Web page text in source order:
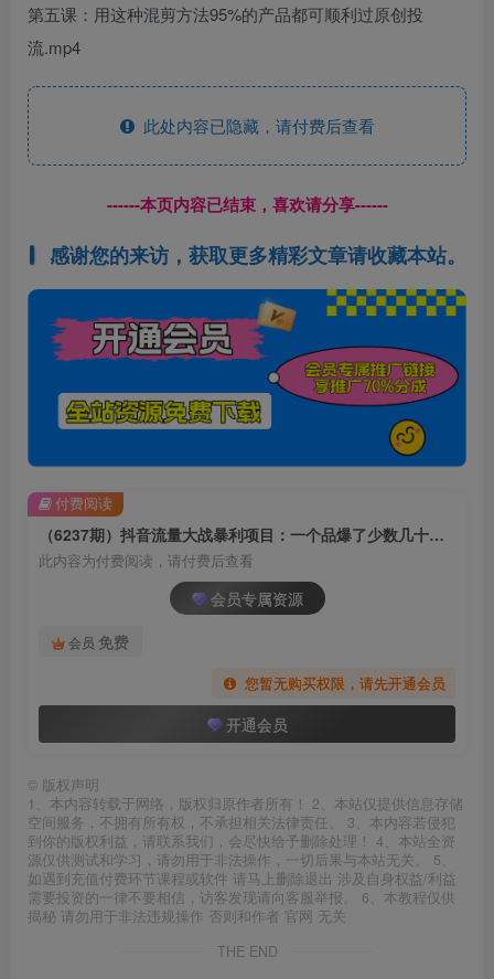
第五课：用这种混剪方法95%的产品都可顺利过原创投
流.mp4
此处内容已隐藏，请付费后查看
------本页内容已结束，喜欢请分享------
感谢您的来访，获取更多精彩文章请收藏本站。
（6237期）抖音流量大战暴利项目：一个品爆了少数几十单，多则几百上千单（原价1288）
此内容为付费阅读，请付费后查看
会员专属资源
会员 免费
您暂无购买权限，请先开通会员
开通会员
付费阅读
© 版权声明
1、本内容转载于网络，版权归原作者所有！ 2、本站仅提供信息存储
空间服务，不拥有所有权，不承担相关法律责任。 3、本内容若侵犯
到你的版权利益，请联系我们，会尽快给予删除处理！ 4、本站全资
源仅供测试和学习，请勿用于非法操作，一切后果与本站无关。 5、
如遇到充值付费环节课程或软件 请马上删除退出 涉及自身权益/利益
需要投资的一律不要相信，访客发现请向客服举报。 6、本教程仅供
揭秘 请勿用于非法违规操作 否则和作者 官网 无关
THE END